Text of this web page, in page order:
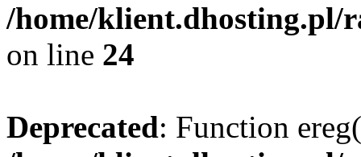
/home/klient.dhosting.pl/
on line 24
Deprecated: Function